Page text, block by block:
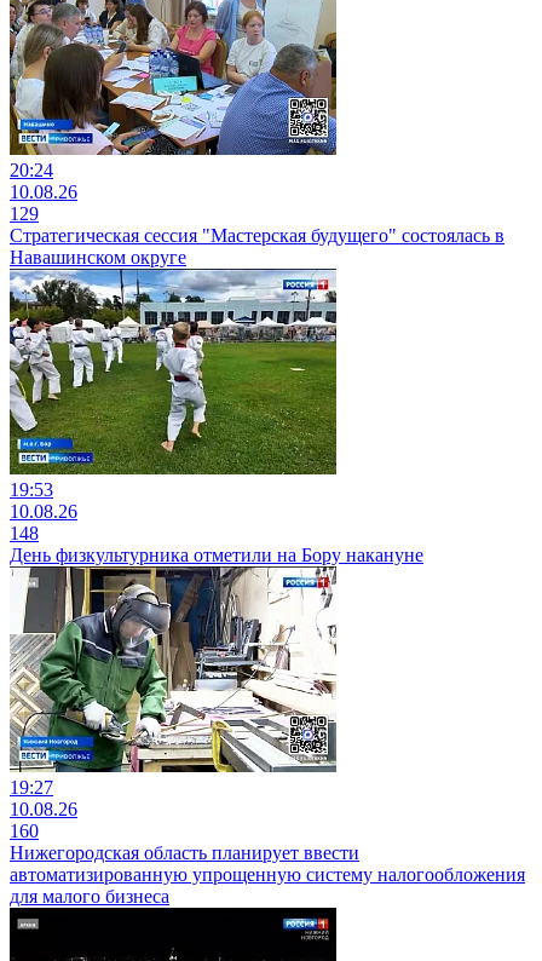
20:24
10.08.26
129
Стратегическая сессия "Мастерская будущего" состоялась в
Навашинском округе
19:53
10.08.26
148
День физкультурника отметили на Бору накануне
19:27
10.08.26
160
Нижегородская область планирует ввести
автоматизированную упрощенную систему налогообложения
для малого бизнеса